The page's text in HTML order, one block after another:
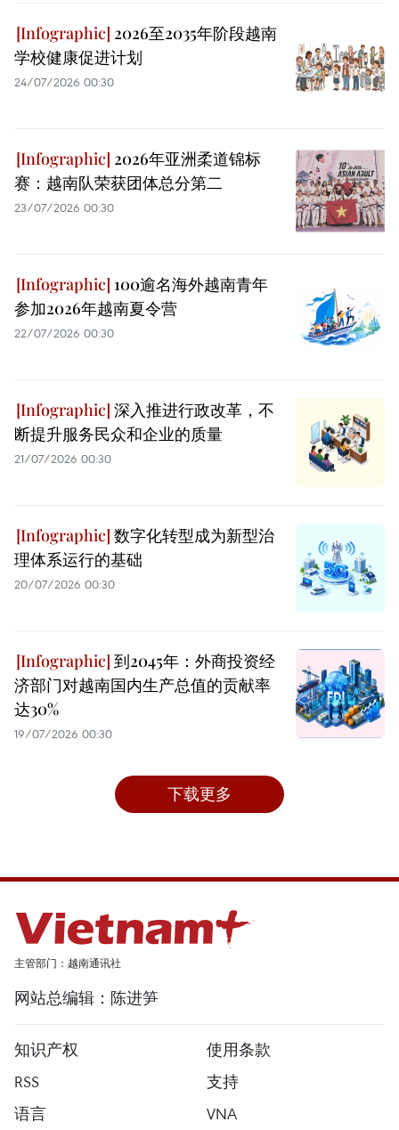
2026至2035年阶段越南
学校健康促进计划
24/07/2026 00:30
2026年亚洲柔道锦标
赛：越南队荣获团体总分第二
23/07/2026 00:30
100逾名海外越南青年
参加2026年越南夏令营
22/07/2026 00:30
深入推进行政改革，不
断提升服务民众和企业的质量
21/07/2026 00:30
数字化转型成为新型治
理体系运行的基础
20/07/2026 00:30
到2045年：外商投资经
济部门对越南国内生产总值的贡献率
达30%
19/07/2026 00:30
下载更多
主管部门：越南通讯社
网站总编辑：陈进笋
知识产权
使用条款
RSS
支持
语言
VNA